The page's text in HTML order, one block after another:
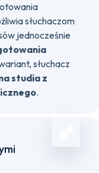
słuchaczom
jednocześnie
słuchacz
studia z
.